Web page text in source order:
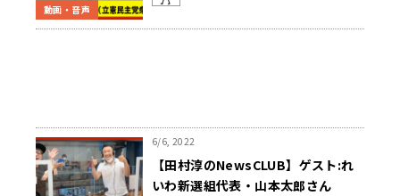
動画・音声
6/6, 2022
【田村淳のNewsCLUB】ゲスト:れ
いわ新選組代表・山本太郎さん